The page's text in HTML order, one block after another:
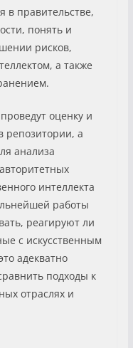
правительстве,
понять и
рисков,
а также
оценку и
репозитории, а
анализа
интеллекта
работы
реагируют ли
с искусственным
адекватно
подходы к
отраслях и